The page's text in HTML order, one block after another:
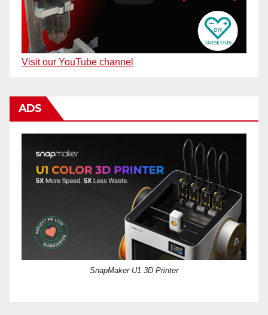
Visit our YouTube channel
ADS
SnapMaker U1 3D Printer